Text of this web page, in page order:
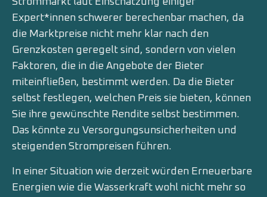
Expert*innen schwerer berechenbar machen, da
die Marktpreise nicht mehr klar nach den
Grenzkosten geregelt sind, sondern von vielen
Faktoren, die in die Angebote der Bieter
miteinfließen, bestimmt werden. Da die Bieter
selbst festlegen, welchen Preis sie bieten, können
Sie ihre gewünschte Rendite selbst bestimmen.
Das könnte zu Versorgungsunsicherheiten und
steigenden Strompreisen führen.
In einer Situation wie derzeit würden Erneuerbare
Energien wie die Wasserkraft wohl nicht mehr so